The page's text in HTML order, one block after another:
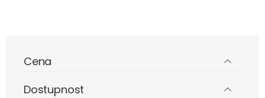
Cena
Dostupnost